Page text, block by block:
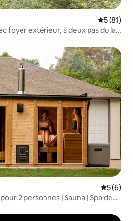
Note
5 (81)
foyer extérieur, à deux pas du lac
Note
5 (6)
2 personnes | Sauna | Spa de